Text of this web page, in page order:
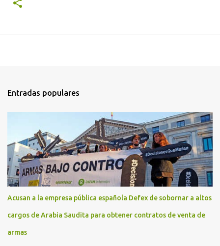
Entradas populares
Acusan a la empresa pública española Defex de sobornar a altos
cargos de Arabia Saudita para obtener contratos de venta de
armas